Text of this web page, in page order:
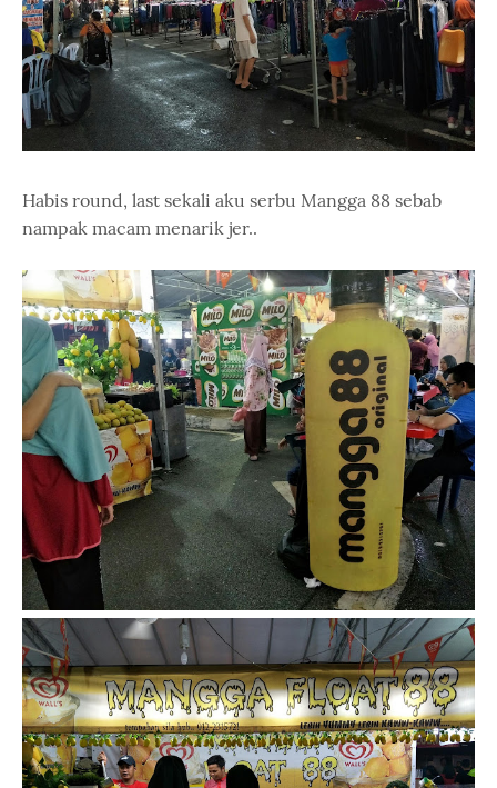
Habis round, last sekali aku serbu Mangga 88 sebab
nampak macam menarik jer..